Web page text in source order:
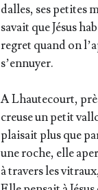
dalles, ses petites
savait que Jésus
regret quand on
s’ennuyer.
A Lhau­te­court,
creuse un petit
plai­sait plus que
une roche, elle
à tra­vers les